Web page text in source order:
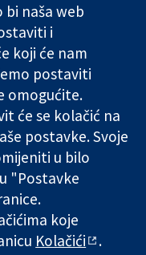
Novosti
medije
O nama
Poslovi
Cochrane
Library
1045921) and a
registered in
GB 718 2127 49.
bi naša web
i
koji će nam
postaviti
omogućite.
će se kolačić na
postavke. Svoje
u bilo
"Postavke
koje
Kolačići .